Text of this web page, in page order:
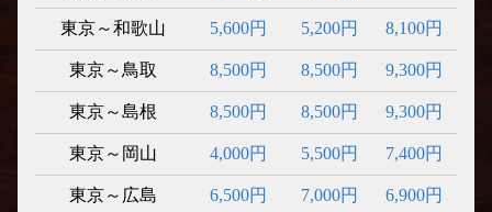
東京～和歌山 5,600円 5,200円 8,100円
東京～鳥取 8,500円 8,500円 9,300円
東京～島根 8,500円 8,500円 9,300円
東京～岡山 4,000円 5,500円 7,400円
東京～広島 6,500円 7,000円 6,900円